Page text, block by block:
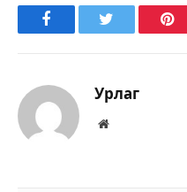
FacebookTwitter
Урлаг
Вэбсайт